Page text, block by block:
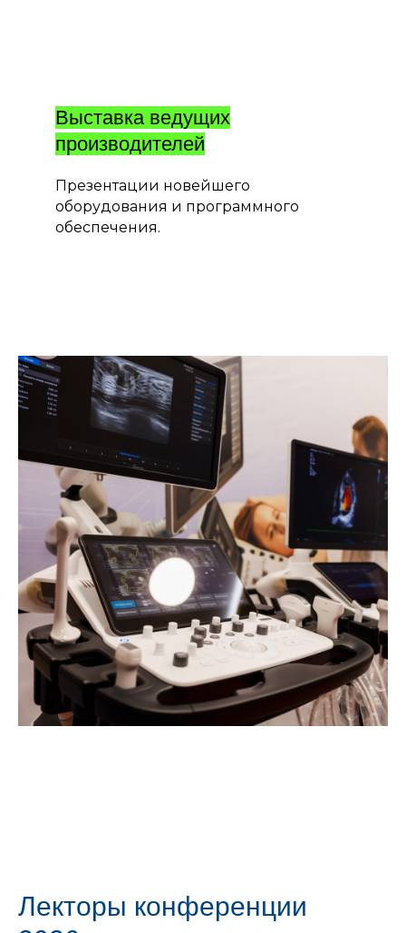
Выставка ведущих
производителей
Презентации новейшего
оборудования и программного
обеспечения.
Лекторы конференции